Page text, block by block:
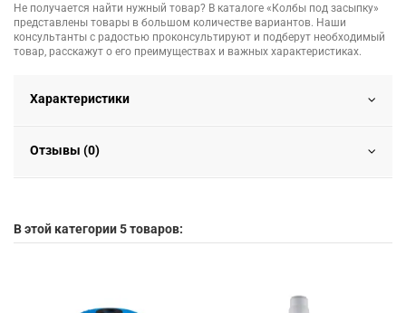
Не получается найти нужный товар? В каталоге «Колбы под засыпку»
представлены товары в большом количестве вариантов. Наши
консультанты с радостью проконсультируют и подберут необходимый
товар, расскажут о его преимуществах и важных характеристиках.
Характеристики
Отзывы (0)
В этой категории 5 товаров: